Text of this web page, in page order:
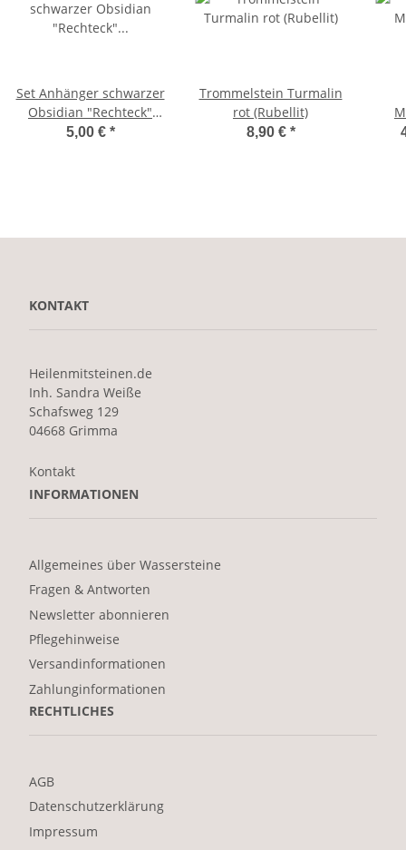
Set Anhänger schwarzer
Obsidian "Rechteck"
und Lederband
5,00 € *
Trommelstein Turmalin
rot (Rubellit)
8,90 € *
KONTAKT
Heilenmitsteinen.de
Inh. Sandra Weiße
Schafsweg 129
04668 Grimma
Kontakt
INFORMATIONEN
Allgemeines über Wassersteine
Fragen & Antworten
Newsletter abonnieren
Pflegehinweise
Versandinformationen
Zahlunginformationen
RECHTLICHES
AGB
Datenschutzerklärung
Impressum